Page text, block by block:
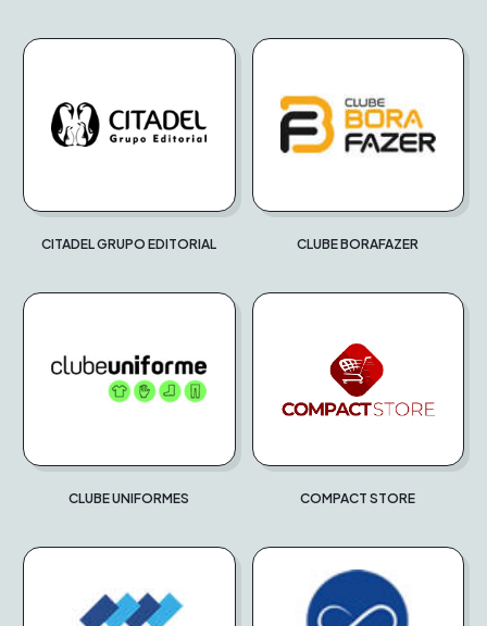
CITADEL GRUPO EDITORIAL CLUBE BORAFAZER
CLUBE UNIFORMES COMPACT STORE